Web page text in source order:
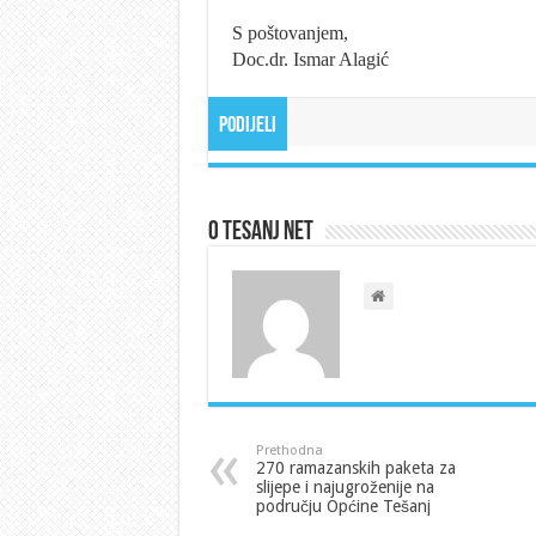
S poštovanjem,
Doc.dr. Ismar Alagić
Podijeli
O Tesanj Net
Prethodna
270 ramazanskih paketa za
slijepe i najugroženije na
području Općine Tešanj